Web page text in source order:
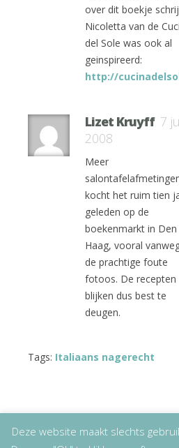
over dit boekje
Nicoletta van de
del Sole was ook al
geinspireerd:
http://
Lizet Kruyff 7
2008
Meer
kocht het ruim tien
geleden op de
boekenmarkt in Den
Haag, vooral
de prachtige foute
fotoos. De recepten
blijken dus best te
deugen.
Tags: Italiaans nagerecht
Deze website maakt slechts